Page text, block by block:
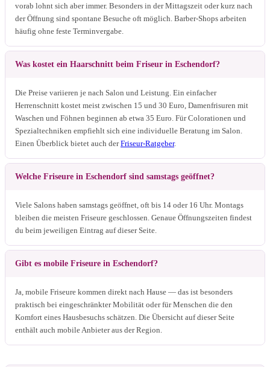
vorab lohnt sich aber immer. Besonders in der Mittagszeit oder kurz nach
der Öffnung sind spontane Besuche oft möglich. Barber-Shops arbeiten
häufig ohne feste Terminvergabe.
Was kostet ein Haarschnitt beim Friseur in Eschendorf?
Die Preise variieren je nach Salon und Leistung. Ein einfacher
Herrenschnitt kostet meist zwischen 15 und 30 Euro, Damenfrisuren mit
Waschen und Föhnen beginnen ab etwa 35 Euro. Für Colorationen und
Spezialtechniken empfiehlt sich eine individuelle Beratung im Salon.
Einen Überblick bietet auch derFriseur-Ratgeber.
Welche Friseure in Eschendorf sind samstags geöffnet?
Viele Salons haben samstags geöffnet, oft bis 14 oder 16 Uhr. Montags
bleiben die meisten Friseure geschlossen. Genaue Öffnungszeiten findest
du beim jeweiligen Eintrag auf dieser Seite.
Gibt es mobile Friseure in Eschendorf?
Ja, mobile Friseure kommen direkt nach Hause — das ist besonders
praktisch bei eingeschränkter Mobilität oder für Menschen die den
Komfort eines Hausbesuchs schätzen. Die Übersicht auf dieser Seite
enthält auch mobile Anbieter aus der Region.